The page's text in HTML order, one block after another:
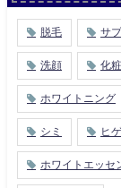
脱毛 サ
洗顔 化
ホワイトニング
シミ ヒゲ
ホワイトエッセ